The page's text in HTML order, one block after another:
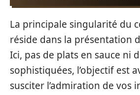
La principale singularité du
réside dans la présentation
Ici, pas de plats en sauce ni
sophistiquées, l’objectif est
susciter l’admiration de vos